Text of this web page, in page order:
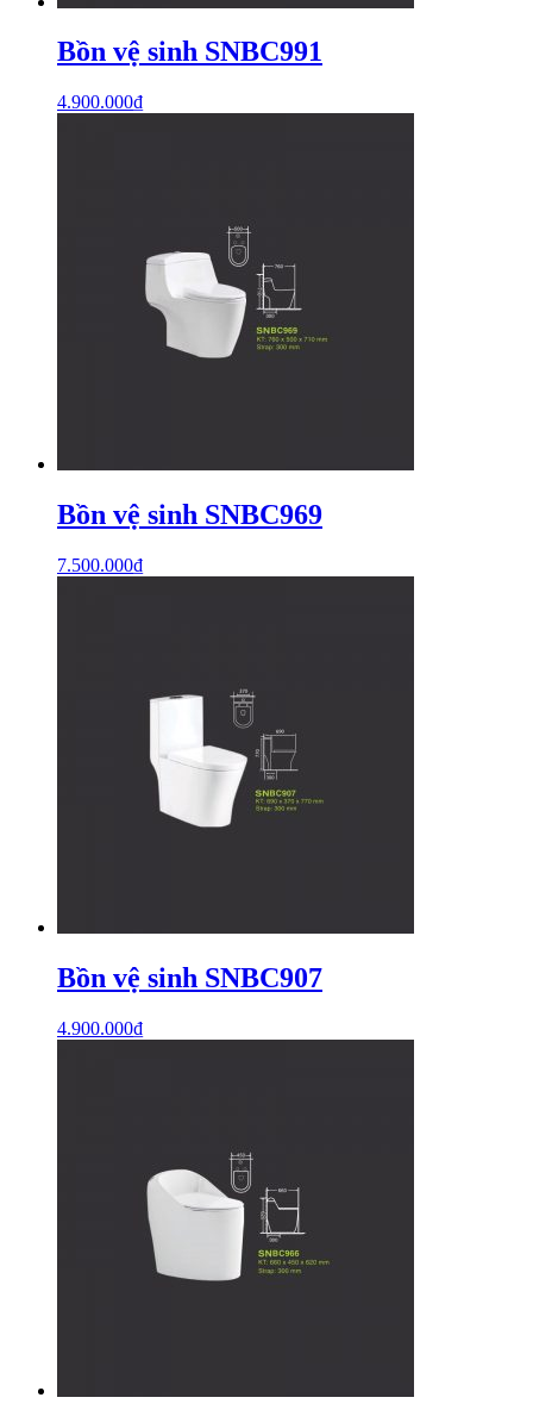
Bồn vệ sinh SNBC991
4.900.000₫
Bồn vệ sinh SNBC969
7.500.000₫
Bồn vệ sinh SNBC907
4.900.000₫